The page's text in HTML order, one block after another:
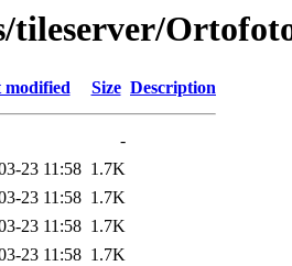
tileserver/
modified Size Description
-
23 11:58 1.7K
23 11:58 1.7K
23 11:58 1.7K
23 11:58 1.7K